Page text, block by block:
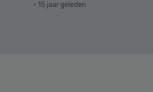
· 15 jaar geleden